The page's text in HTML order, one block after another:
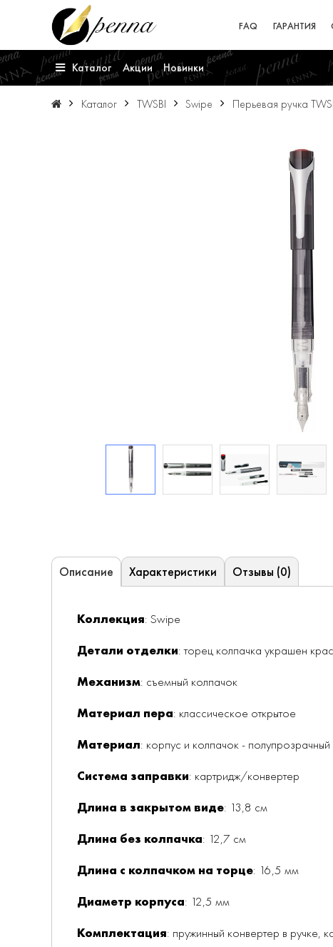
FAQ ГАРАНТИЯ
Каталог Акции Новинки
Каталог TWSBI Swipe Перьевая ручка
Описание Характеристики Отзывы (0)
Коллекция: Swipe
Детали отделки: торец колпачка украшен
Механизм: съемный колпачок
Материал пера: классическое открытое
Материал: корпус и колпачок -
Система заправки: картридж/конвертер
Длина в закрытом виде: 13,8 см
Длина без колпачка: 12,7 см
Длина с колпачком на торце: 16,5 мм
Диаметр корпуса: 12,5 мм
Комплектация: пружинный конвертер в ручке,